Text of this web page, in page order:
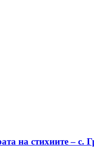
на стихиите – с.